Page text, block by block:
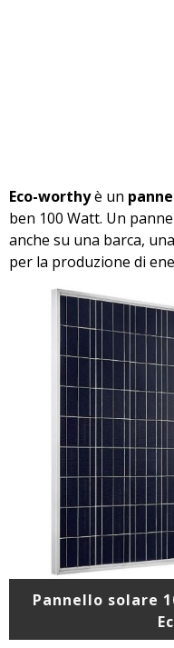
Eco-worthyè un
ben 100 Watt. Un
anche su una barca,
per la produzione di
Pannello solare